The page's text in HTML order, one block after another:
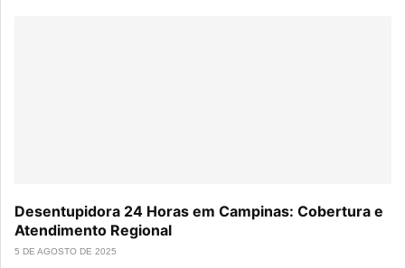
Desentupidora 24 Horas em Campinas: Cobertura e
Atendimento Regional
5 DE AGOSTO DE 2025